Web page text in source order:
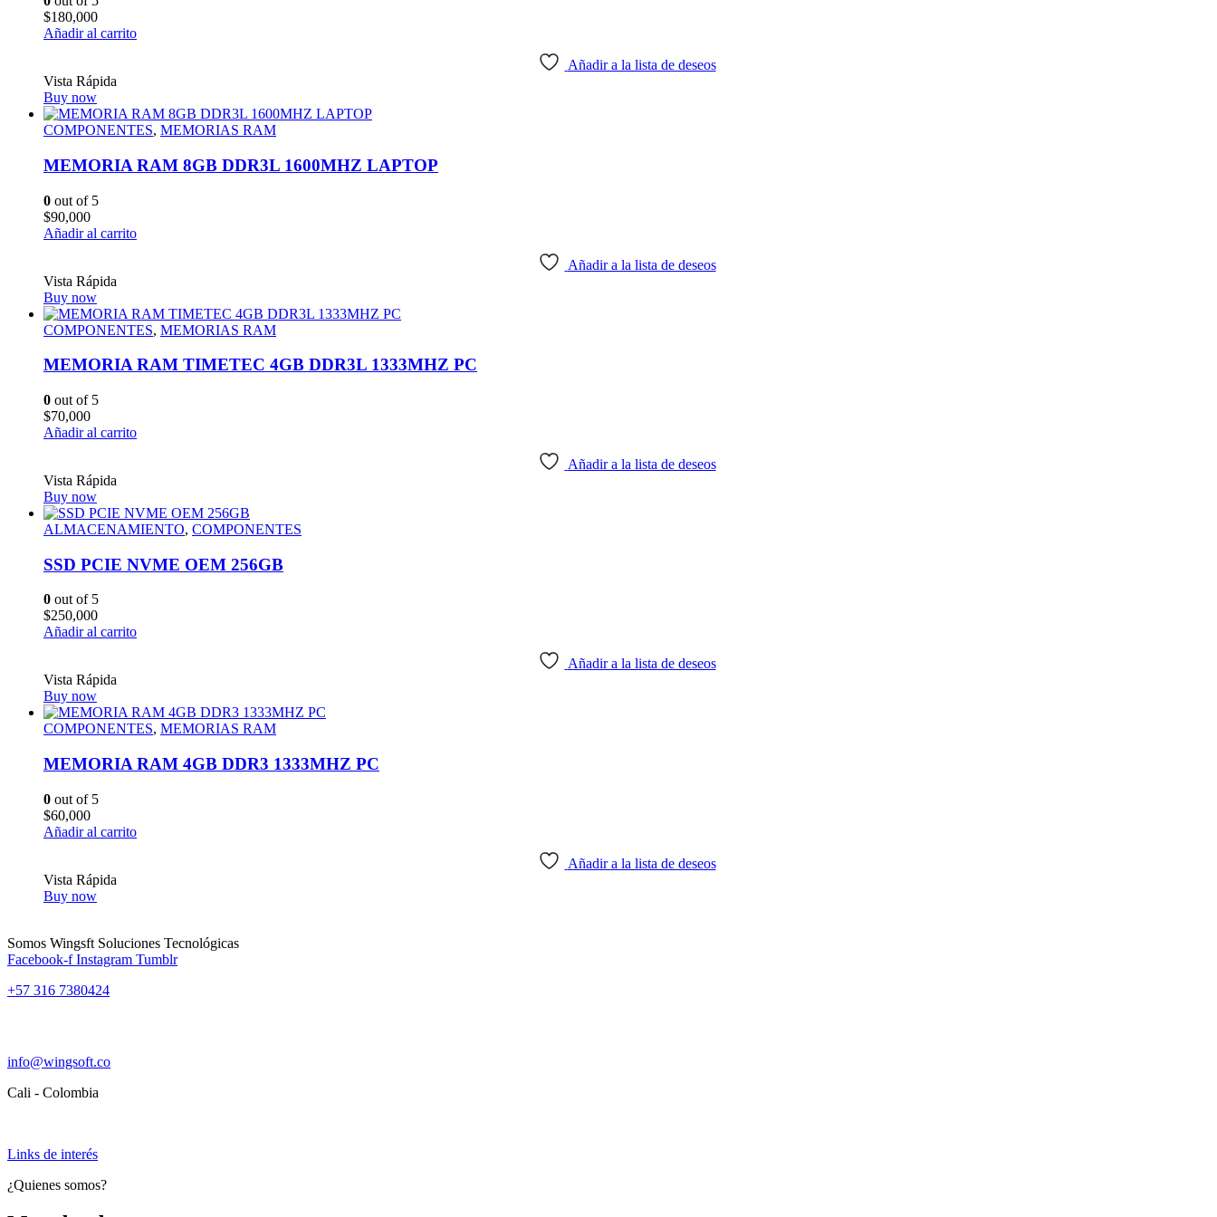
$180,000
Añadir al carrito
Añadir a la lista de deseos
Vista Rápida
Buy now
COMPONENTES, MEMORIAS RAM
MEMORIA RAM 8GB DDR3L 1600MHZ LAPTOP
0 out of 5
$90,000
Añadir al carrito
Añadir a la lista de deseos
Vista Rápida
Buy now
COMPONENTES, MEMORIAS RAM
MEMORIA RAM TIMETEC 4GB DDR3L 1333MHZ PC
0 out of 5
$70,000
Añadir al carrito
Añadir a la lista de deseos
Vista Rápida
Buy now
ALMACENAMIENTO, COMPONENTES
SSD PCIE NVME OEM 256GB
0 out of 5
$250,000
Añadir al carrito
Añadir a la lista de deseos
Vista Rápida
Buy now
COMPONENTES, MEMORIAS RAM
MEMORIA RAM 4GB DDR3 1333MHZ PC
0 out of 5
$60,000
Añadir al carrito
Añadir a la lista de deseos
Vista Rápida
Buy now
Somos Wingsft Soluciones Tecnológicas
Facebook-f Instagram Tumblr
+57 316 7380424
info@wingsoft.co
Cali - Colombia
Links de interés
¿Quienes somos?